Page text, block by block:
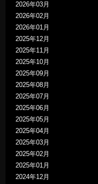
2026年03月
2026年02月
2026年01月
2025年12月
2025年11月
2025年10月
2025年09月
2025年08月
2025年07月
2025年06月
2025年05月
2025年04月
2025年03月
2025年02月
2025年01月
2024年12月